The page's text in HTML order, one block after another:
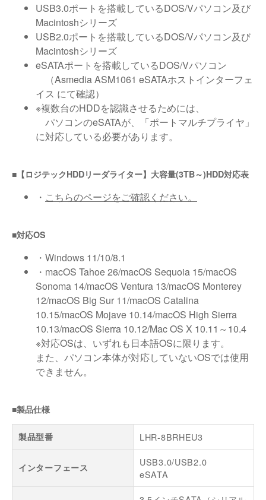
USB3.0ポートを搭載しているDOS/Vパソコン及び
Macintoshシリーズ
USB2.0ポートを搭載しているDOS/Vパソコン及び
Macintoshシリーズ
eSATAポートを搭載しているDOS/Vパソコン
（Asmedia ASM1061 eSATAホストインターフェ
イス にて確認）
※複数台のHDDを認識させるためには、
パソコンのeSATAが、「ポートマルチプライヤ」
に対応している必要があります。
■【ロジテックHDDリーダライター】大容量(3TB～)HDD対応表
・ こちらのページをご確認ください。
■対応OS
・Windows 11/10/8.1
・macOS Tahoe 26/macOS Sequoia 15/macOS
Sonoma 14/macOS Ventura 13/macOS Monterey
12/macOS Big Sur 11/macOS Catalina
10.15/macOS Mojave 10.14/macOS High Sierra
10.13/macOS Sierra 10.12/Mac OS X 10.11～10.4
※対応OSは、いずれも日本語OSに限ります。
また、パソコン本体が対応していないOSでは使用
できません。
■製品仕様
製品型番 LHR-8BRHEU3
インターフェース
USB3.0/USB2.0
eSATA